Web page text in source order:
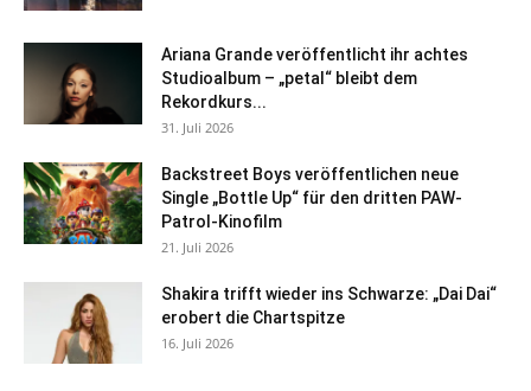
Ariana Grande veröffentlicht ihr achtes
Studioalbum – „petal“ bleibt dem
Rekordkurs...
31. Juli 2026
Backstreet Boys veröffentlichen neue
Single „Bottle Up“ für den dritten PAW-
Patrol-Kinofilm
21. Juli 2026
Shakira trifft wieder ins Schwarze: „Dai Dai“
erobert die Chartspitze
16. Juli 2026